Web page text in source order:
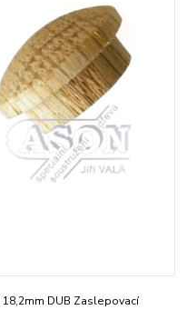
DUB Zaslepovací